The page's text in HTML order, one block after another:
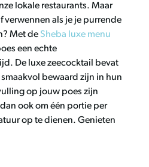
lokale restaurants. Maar
verwennen als je je purrende
Met deSheba luxe menu
een echte
De luxe zeecocktail bevat
bewaard zijn in hun
op jouw poes zijn
ook om één portie per
op te dienen. Genieten